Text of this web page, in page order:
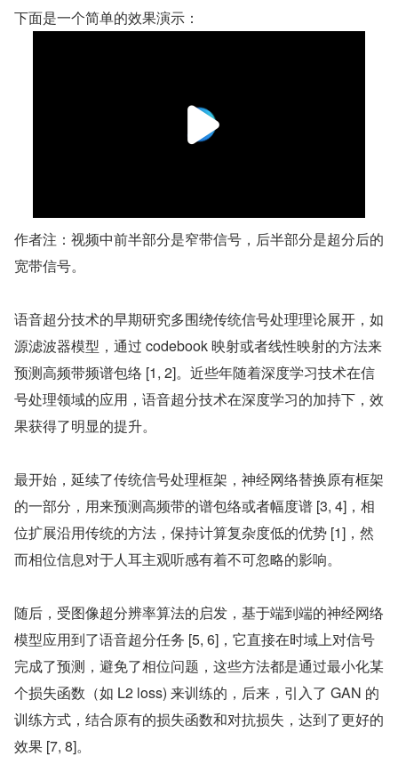
下面是一个简单的效果演示：
作者注：视频中前半部分是窄带信号，后半部分是超分后的
宽带信号。
语音超分技术的早期研究多围绕传统信号处理理论展开，如
源滤波器模型，通过 codebook 映射或者线性映射的方法来
预测高频带频谱包络 [1, 2]。近些年随着深度学习技术在信
号处理领域的应用，语音超分技术在深度学习的加持下，效
果获得了明显的提升。
最开始，延续了传统信号处理框架，神经网络替换原有框架
的一部分，用来预测高频带的谱包络或者幅度谱 [3, 4]，相
位扩展沿用传统的方法，保持计算复杂度低的优势 [1]，然
而相位信息对于人耳主观听感有着不可忽略的影响。
随后，受图像超分辨率算法的启发，基于端到端的神经网络
模型应用到了语音超分任务 [5, 6]，它直接在时域上对信号
完成了预测，避免了相位问题，这些方法都是通过最小化某
个损失函数（如 L2 loss) 来训练的，后来，引入了 GAN 的
训练方式，结合原有的损失函数和对抗损失，达到了更好的
效果 [7, 8]。